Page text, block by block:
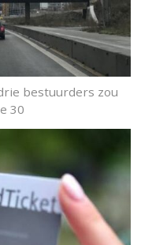
bestuurders zou
30